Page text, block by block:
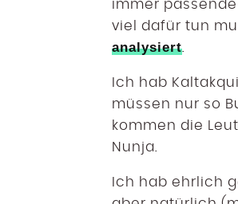
immer
viel dafür tun
analysiert
Ich hab
müssen nur so
kommen die
Nunja.
Ich hab ehrlich